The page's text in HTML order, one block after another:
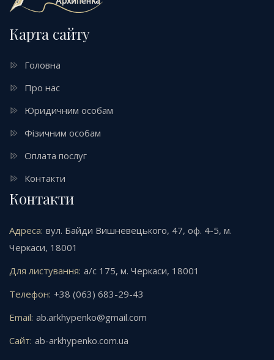
Карта сайту
Головна
Про нас
Юридичним особам
Фізичним особам
Оплата послуг
Контакти
Контакти
Адреса: вул. Байди Вишневецького, 47, оф. 4-5, м.
Черкаси, 18001
Для листування: а/с 175, м. Черкаси, 18001
Телефон: +38 (063) 683-29-43
Email: ab.arkhypenko@gmail.com
Сайт: ab-arkhypenko.com.ua